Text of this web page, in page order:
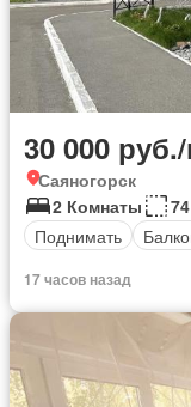
30 000
Саяногорск
2 Комнаты
Поднимать
17 часов назад